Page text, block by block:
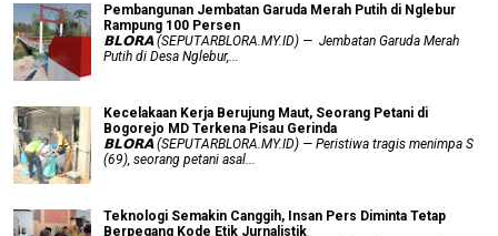
Pembangunan Jembatan Garuda Merah Putih di Nglebur
Rampung 100 Persen
𝗕𝗟𝗢𝗥𝗔 (SEPUTARBLORA.MY.ID) — Jembatan Garuda Merah
Putih di Desa Nglebur,...
Kecelakaan Kerja Berujung Maut, Seorang Petani di
Bogorejo MD Terkena Pisau Gerinda
𝗕𝗟𝗢𝗥𝗔 (SEPUTARBLORA.MY.ID) — Peristiwa tragis menimpa S
(69), seorang petani asal...
Teknologi Semakin Canggih, Insan Pers Diminta Tetap
Berpegang Kode Etik Jurnalistik